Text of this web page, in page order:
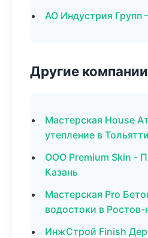
АО Индустрия Групп
Другие компании
Мастерская House
утепление в Тольятти
ООО Premium Skin -
Казань
Мастерская Pro
водостоки в
ИнжСтрой Finish